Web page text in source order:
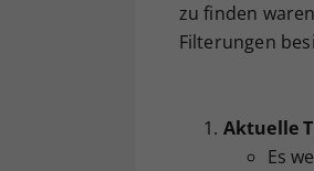
zu finden
Filterungen
Aktuelle
Es